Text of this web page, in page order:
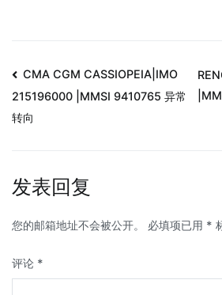
CMA CGM CASSIOPEIA|IMO
215196000 |MMSI 9410765 异常
转向
发表回复
您的邮箱地址不会被公开。 必填项已用 *
评论 *